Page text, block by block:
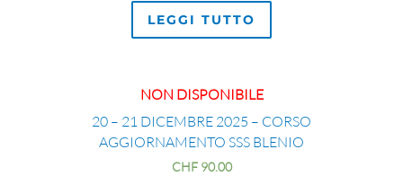
LEGGI TUTTO
NON DISPONIBILE
20 – 21 DICEMBRE 2025 – CORSO
AGGIORNAMENTO SSS BLENIO
CHF90.00